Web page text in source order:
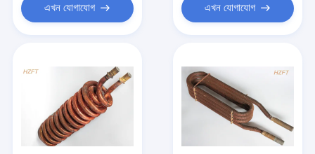
এখন যোগাযোগ এখন যোগাযোগ